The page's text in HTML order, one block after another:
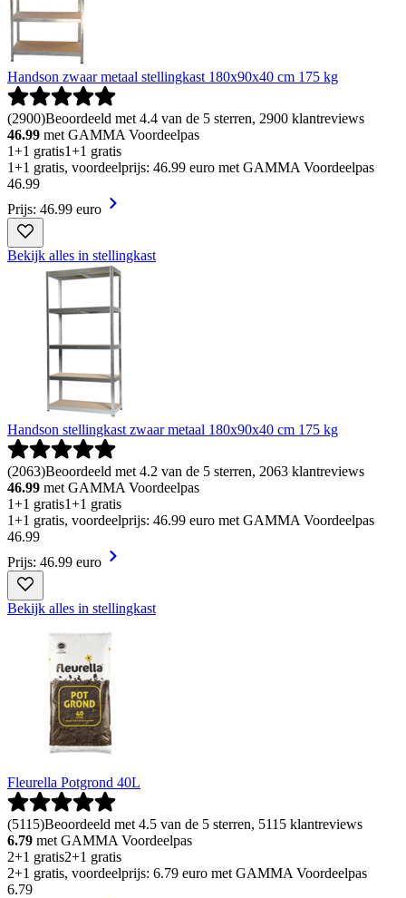
Handson zwaar metaal stellingkast 180x90x40 cm 175 kg
(2900)Beoordeeld met 4.4 van de 5 sterren, 2900 klantreviews
46.99 met GAMMA Voordeelpas
1+1 gratis1+1 gratis
1+1 gratis, voordeelprijs: 46.99 euro met GAMMA Voordeelpas
46.99
Prijs: 46.99 euro
Bekijk alles in stellingkast
Handson stellingkast zwaar metaal 180x90x40 cm 175 kg
(2063)Beoordeeld met 4.2 van de 5 sterren, 2063 klantreviews
46.99 met GAMMA Voordeelpas
1+1 gratis1+1 gratis
1+1 gratis, voordeelprijs: 46.99 euro met GAMMA Voordeelpas
46.99
Prijs: 46.99 euro
Bekijk alles in stellingkast
Fleurella Potgrond 40L
(5115)Beoordeeld met 4.5 van de 5 sterren, 5115 klantreviews
6.79 met GAMMA Voordeelpas
2+1 gratis2+1 gratis
2+1 gratis, voordeelprijs: 6.79 euro met GAMMA Voordeelpas
6.79